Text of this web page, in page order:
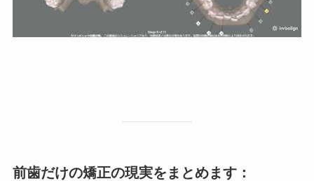
前歯だけの矯正の現実をまとめます：